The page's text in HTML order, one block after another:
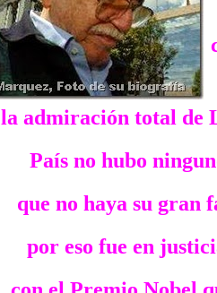
la admiración total de
País no hubo
que no haya su gran
por eso fue en